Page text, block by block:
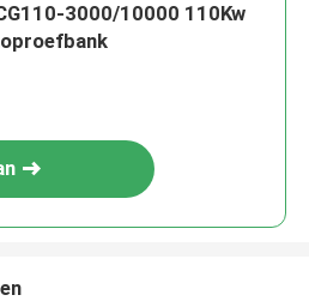
3000/10000 110Kw